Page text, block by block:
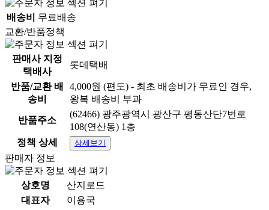
배송비
무료배송
교환/반품정책
판매사 지정
택배사
롯데택배
반품/교환 배
송비
4,000원 (편도) - 최초 배송비가 무료인 경우,
왕복 배송비 부과
반품주소
(62466) 광주광역시 광산구 평동산단7번로
108(연산동) 1층
정책 상세
상세보기
판매자 정보
상호명
산지로드
대표자
이용국